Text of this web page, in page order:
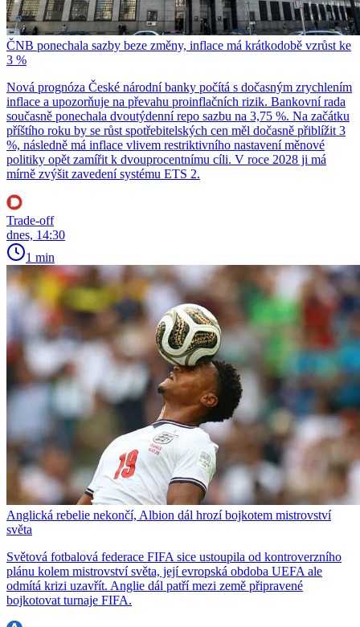
ČNB ponechala sazby beze změny, inflace má krátkodobě vzrůst ke
3 %
Nová prognóza České národní banky počítá s dočasným zrychlením
inflace a upozorňuje na převahu proinflačních rizik. Bankovní rada
současně ponechala dvoutýdenní repo sazbu na 3,75 %. Na začátku
příštího roku by se růst spotřebitelských cen měl dočasně přiblížit 3
%, následně má inflace vlivem restriktivního nastavení měnové
politiky opět zamířit k dvouprocentnímu cíli. V roce 2028 ji má
mírně zvýšit zavedení systému ETS 2.
Trade-off
dnes, 14:30
1 min
Anglická rebelie nekončí, Albion dál hrozí bojkotem mistrovství
světa
Světová fotbalová federace FIFA sice ustoupila od kontroverzního
plánu kolem mistrovství světa, její evropská obdoba UEFA ale
odmítá krizi uzavřít. Anglie dál patří mezi země připravené
bojkotovat turnaje FIFA.